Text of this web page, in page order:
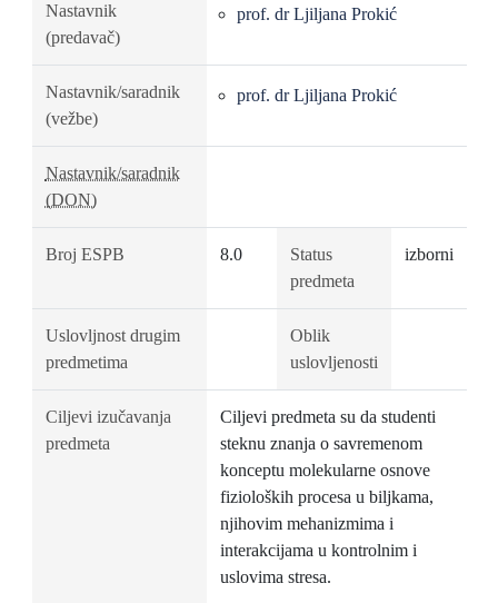
Nastavnik
(predavač)
prof. dr Ljiljana Prokić
Nastavnik/saradnik
(vežbe)
prof. dr Ljiljana Prokić
Nastavnik/saradnik
(DON)
Broj ESPB 8.0
Status
predmeta
izborni
Uslovljnost drugim
predmetima
Oblik
uslovljenosti
Ciljevi izučavanja
predmeta
Ciljevi predmeta su da studenti
steknu znanja o savremenom
konceptu molekularne osnove
fizioloških procesa u biljkama,
njihovim mehanizmima i
interakcijama u kontrolnim i
uslovima stresa.